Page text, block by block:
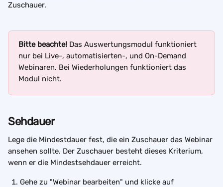
Zuschauer.
Bitte beachte! Das Auswertungsmodul funktioniert
nur bei Live-, automatisierten-, und On-Demand
Webinaren. Bei Wiederholungen funktioniert das
Modul nicht.
Sehdauer
Lege die Mindestdauer fest, die ein Zuschauer das Webinar
ansehen sollte. Der Zuschauer besteht dieses Kriterium,
wenn er die Mindestsehdauer erreicht.
Gehe zu "Webinar bearbeiten" und klicke auf